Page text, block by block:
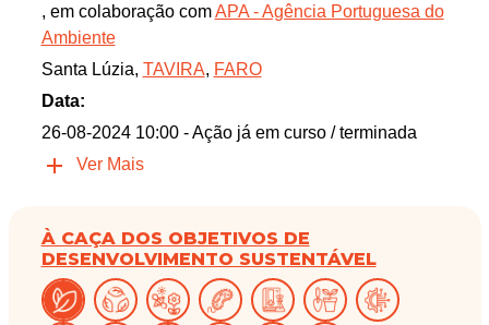
, em colaboração comAPA - Agência Portuguesa do
Ambiente
Santa Lúzia, TAVIRA, FARO
Data:
26-08-2024 10:00 - Ação já em curso / terminada
Ver Mais
À CAÇA DOS OBJETIVOS DE
DESENVOLVIMENTO SUSTENTÁVEL